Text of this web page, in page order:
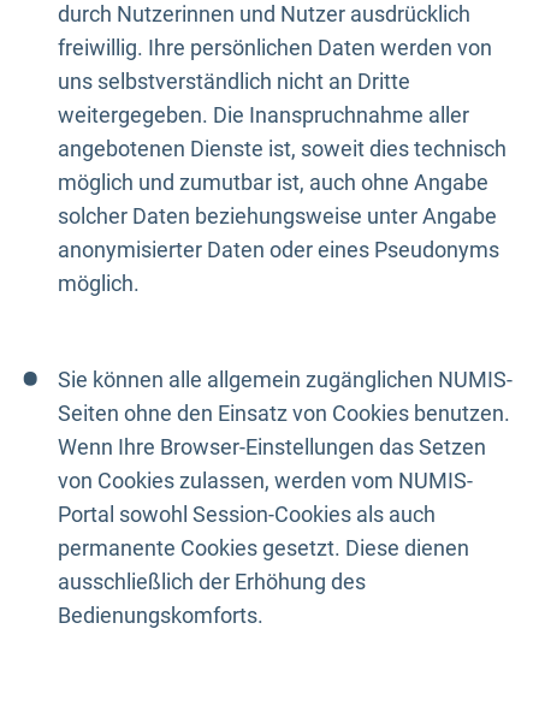
durch Nutzerinnen und Nutzer ausdrücklich
freiwillig. Ihre persönlichen Daten werden von
uns selbstverständlich nicht an Dritte
weitergegeben. Die Inanspruchnahme aller
angebotenen Dienste ist, soweit dies technisch
möglich und zumutbar ist, auch ohne Angabe
solcher Daten beziehungsweise unter Angabe
anonymisierter Daten oder eines Pseudonyms
möglich.
Sie können alle allgemein zugänglichen NUMIS-
Seiten ohne den Einsatz von Cookies benutzen.
Wenn Ihre Browser-Einstellungen das Setzen
von Cookies zulassen, werden vom NUMIS-
Portal sowohl Session-Cookies als auch
permanente Cookies gesetzt. Diese dienen
ausschließlich der Erhöhung des
Bedienungskomforts.